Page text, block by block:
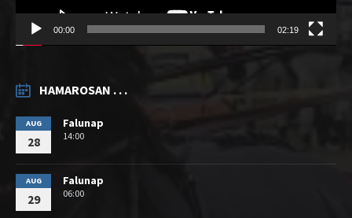
00:00 02:19
HAMAROSAN . . .
AUG
28
Falunap
14:00
AUG
29
Falunap
06:00